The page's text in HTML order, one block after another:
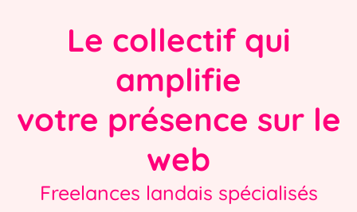
Le collectif qui
amplifie
votre présence sur le
web
Freelances landais spécialisés